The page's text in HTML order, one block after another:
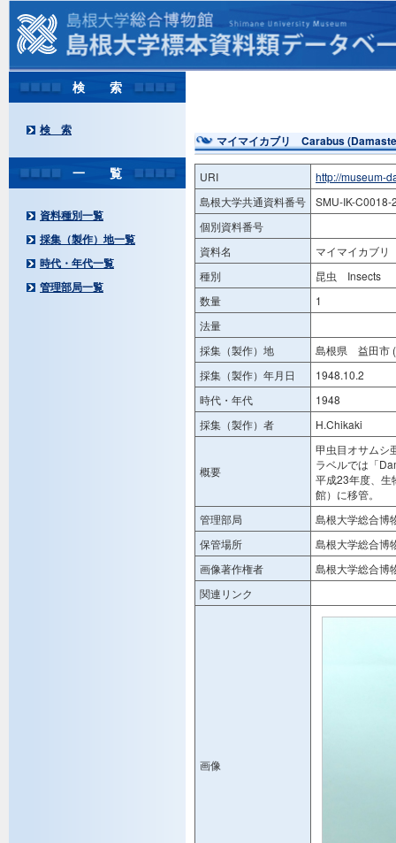
検 索
検 索
一 覧
資料種別一覧
採集（製作）地一覧
時代・年代一覧
管理部局一覧
マイマイカブリ Carabus
URI
http://museum-
島根大学共通資料番号
SMU-IK-C0018-
個別資料番号
資料名
マイマイカブ
種別
昆虫 Insects
数量
1
法量
採集（製作）地
島根県 益田市
採集（製作）年月日
1948.10.2
時代・年代
1948
採集（製作）者
H.Chikaki
概要
甲虫目オサムシ
ラベルでは「
平成23年度、生
館）に移管。
管理部局
島根大学総合博
保管場所
島根大学総合博
画像著作権者
島根大学総合博
関連リンク
画像